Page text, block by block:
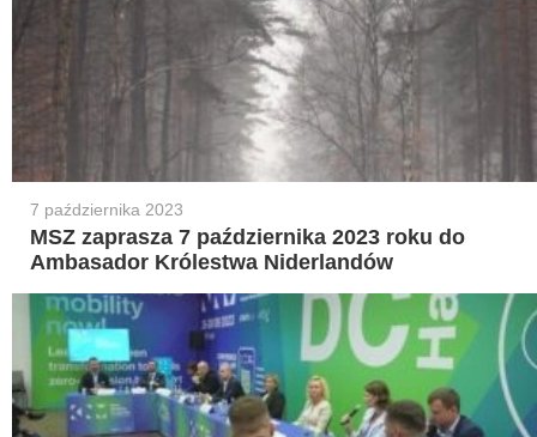
7 października 2023
MSZ zaprasza 7 października 2023 roku do
Ambasador Królestwa Niderlandów